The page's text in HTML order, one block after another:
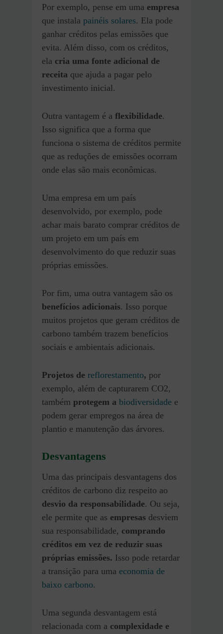
Por exemplo, pense em uma empresa
que instala painéis solares. Ela pode
ganhar créditos pelas emissões que
evita. Além disso, com os créditos,
ela cria uma fonte adicional de
receita que ajuda a pagar pelo
investimento inicial.
Outra vantagem é a flexibilidade.
Isso significa que a forma que
funciona o sistema de créditos permite
que as reduções de emissões ocorram
onde elas são mais econômicas.
Uma empresa em um país
desenvolvido, por exemplo, pode
achar mais barato comprar créditos de
um projeto em um país em
desenvolvimento do que reduzir suas
próprias emissões.
Por fim, uma outra vantagem são os
benefícios adicionais. Isso porque
muitos projetos que geram créditos de
carbono também trazem benefícios
sociais e ambientais adicionais.
Projetos de reflorestamento, por
exemplo, além de capturarem CO2,
também protegem a biodiversidade e
podem gerar empregos na área de
plantio e manutenção das árvores.
Desvantagens
Uma das principais desvantagens dos
créditos de carbono diz respeito ao
desvio da responsabilidade. Ou seja,
ele permite que as empresas desviem
sua responsabilidade, comprando
créditos em vez de reduzir suas
próprias emissões. Isso pode retardar
a transição para uma economia de
baixo carbono.
Uma segunda desvantagem está
relacionada com a complexidade e